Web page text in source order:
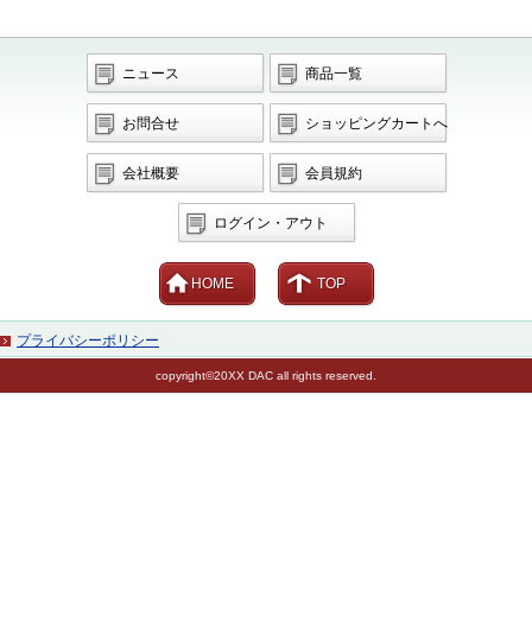
ニュース 商品一覧
お問合せ ショッピングカートへ
会社概要 会員規約
ログイン・アウト
HOME TOP
プライバシーポリシー
copyright©20XX DAC all rights reserved.